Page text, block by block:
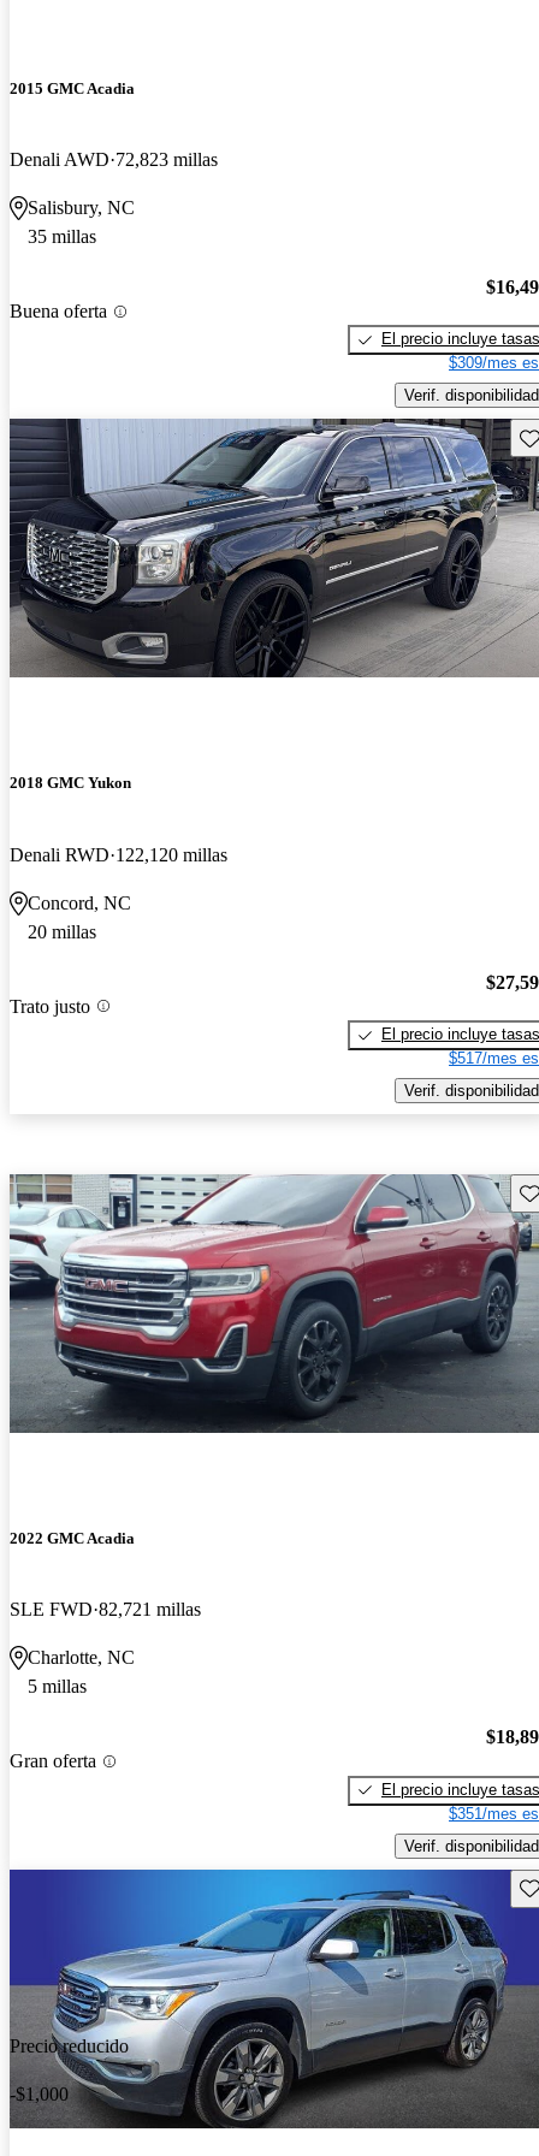
2015 GMC Acadia
Denali AWD 72,823 millas
Salisbury, NC
35 millas
Buena oferta
El precio incluye tasas
$309/mes
Verif. disponibilidad
2018 GMC Yukon
Denali RWD 122,120 millas
Concord, NC
20 millas
Trato justo
El precio incluye tasas
$517/mes
Verif. disponibilidad
2022 GMC Acadia
SLE FWD 82,721 millas
Charlotte, NC
5 millas
Gran oferta
El precio incluye tasas
$351/mes
Verif. disponibilidad
Precio reducido
-$1,000